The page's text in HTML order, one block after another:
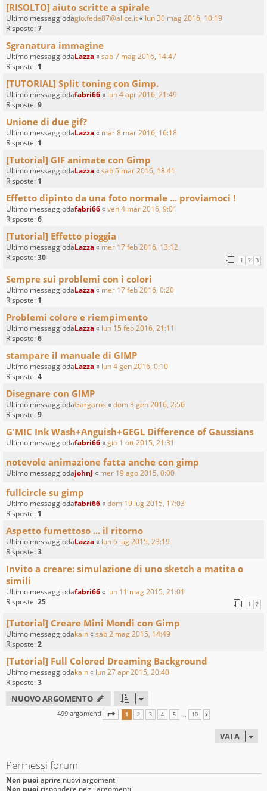
[RISOLTO] aiuto scritte a spirale
Ultimo messaggiodagio.fede87@alice.it« lun 30 mag 2016, 10:19
Risposte:7
Sgranatura immagine
Ultimo messaggiodaLazza«sab 7 mag 2016, 14:47
Risposte: 1
[TUTORIAL] Split toning con Gimp.
Ultimo messaggiodafabri66« lun 4 apr 2016, 21:49
Risposte:9
Unione di due gif?
Ultimo messaggiodaLazza« mar 8 mar 2016, 16:18
Risposte: 1
[Tutorial] GIF animate con Gimp
Ultimo messaggiodaLazza«sab 5 mar 2016, 18:41
Risposte: 1
Effetto dipinto da una foto normale ... proviamoci !
Ultimo messaggiodafabri66«ven 4 mar 2016, 9:01
Risposte:6
[Tutorial] Effetto pioggia
Ultimo messaggiodaLazza« mer 17 feb 2016, 13:12
Risposte:30 1 2 3
Sempre sui problemi con i colori
Ultimo messaggiodaLazza« mer 17 feb 2016, 0:20
Risposte: 1
Problemi colore e riempimento
Ultimo messaggiodaLazza« lun 15 feb 2016, 21:11
Risposte:6
stampare il manuale di GIMP
Ultimo messaggiodaLazza« lun 4 gen 2016, 0:10
Risposte:4
Disegnare con GIMP
Ultimo messaggiodaGargaros «dom 3 gen 2016, 2:56
Risposte:9
G'MIC Ink Wash+Anguish+GEGL Difference of Gaussians
Ultimo messaggiodafabri66«gio 1 ott 2015, 21:31
notevole animazione fatta anche con gimp
Ultimo messaggiodajohnJ « mer 19 ago 2015, 0:00
fullcircle su gimp
Ultimo messaggiodafabri66«dom 19 lug 2015, 17:03
Risposte: 1
Aspetto fumettoso ... il ritorno
Ultimo messaggiodaLazza« lun 6 lug 2015, 23:19
Risposte:3
Invito a creare: simulazione di uno sketch a matita o
simili
Ultimo messaggiodafabri66« lun 11 mag 2015, 21:01
Risposte:25 1 2
[Tutorial] Creare Mini Mondi con Gimp
Ultimo messaggiodakain«sab 2 mag 2015, 14:49
Risposte:2
[Tutorial] Full Colored Dreaming Background
Ultimo messaggiodakain« lun 27 apr 2015, 20:40
Risposte:3
NUOVO ARGOMENTO
499 argomenti PAGINA 1DI 10
1 2 3 4 5 … 10
VAI A
Permessi forum
Non puoi aprire nuovi argomenti